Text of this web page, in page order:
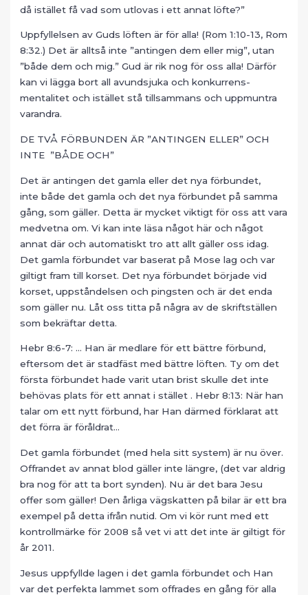
då istället få vad som utlovas i ett annat löfte?”
Uppfyllelsen av Guds löften är för alla! (Rom 1:10-13, Rom
8:32.) Det är alltså inte ”antingen dem eller mig”, utan
”både dem och mig.” Gud är rik nog för oss alla! Därför
kan vi lägga bort all avundsjuka och konkurrens-
mentalitet och istället stå tillsammans och uppmuntra
varandra.
DE TVÅ FÖRBUNDEN ÄR ”ANTINGEN ELLER” OCH
INTE ”BÅDE OCH”
Det är antingen det gamla eller det nya förbundet,
inte både det gamla och det nya förbundet på samma
gång, som gäller. Detta är mycket viktigt för oss att vara
medvetna om. Vi kan inte läsa något här och något
annat där och automatiskt tro att allt gäller oss idag.
Det gamla förbundet var baserat på Mose lag och var
giltigt fram till korset. Det nya förbundet började vid
korset, uppståndelsen och pingsten och är det enda
som gäller nu. Låt oss titta på några av de skriftställen
som bekräftar detta.
Hebr 8:6-7: … Han är medlare för ett bättre förbund,
eftersom det är stadfäst med bättre löften. Ty om det
första förbundet hade varit utan brist skulle det inte
behövas plats för ett annat i stället . Hebr 8:13: När han
talar om ett nytt förbund, har Han därmed förklarat att
det förra är föråldrat…
Det gamla förbundet (med hela sitt system) är nu över.
Offrandet av annat blod gäller inte längre, (det var aldrig
bra nog för att ta bort synden). Nu är det bara Jesu
offer som gäller! Den årliga vägskatten på bilar är ett bra
exempel på detta ifrån nutid. Om vi kör runt med ett
kontrollmärke för 2008 så vet vi att det inte är giltigt för
år 2011.
Jesus uppfyllde lagen i det gamla förbundet och Han
var det perfekta lammet som offrades en gång för alla